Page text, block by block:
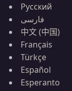
Русский
فارسی
中文 (中国)
Français
Türkçe
Español
Esperanto